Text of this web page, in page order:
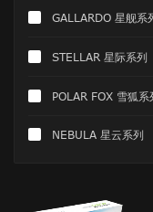
GALLARDO 星舰系
STELLAR 星际系列
POLAR FOX 雪狐系
NEBULA 星云系列